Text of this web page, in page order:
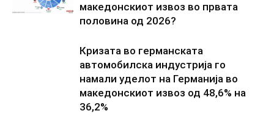
македонскиот извоз во првата
половина од 2026?
Кризата во германската
автомобилска индустрија го
намали уделот на Германија во
македонскиот извоз од 48,6% на
36,2%